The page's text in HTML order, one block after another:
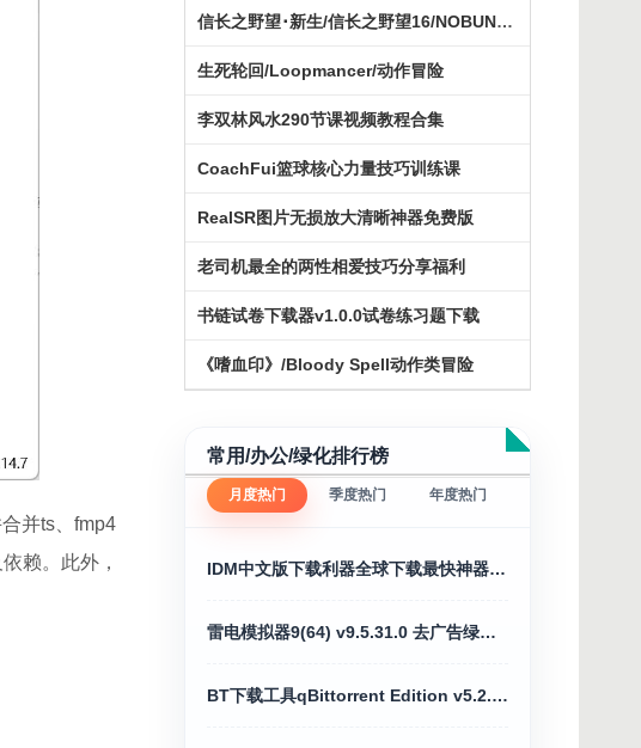
并ts、fmp4
赖。此外，
信长之野望･新生/信长之野望16/NOBUNAGA
生死轮回/Loopmancer/动作冒险
李双林风水290节课视频教程合集
CoachFui篮球核心力量技巧训练课
RealSR图片无损放大清晰神器免费版
老司机最全的两性相爱技巧分享福利
书链试卷下载器v1.0.0试卷练习题下载
《嗜血印》/Bloody Spell动作类冒险
常用/办公/绿化排行榜
月度热门 季度热门 年度热门
IDM中文版下载利器全球下载最快神器v6.43.7
雷电模拟器9(64) v9.5.31.0 去广告绿色纯净版
BT下载工具qBittorrent Edition v5.2.3便携增强版